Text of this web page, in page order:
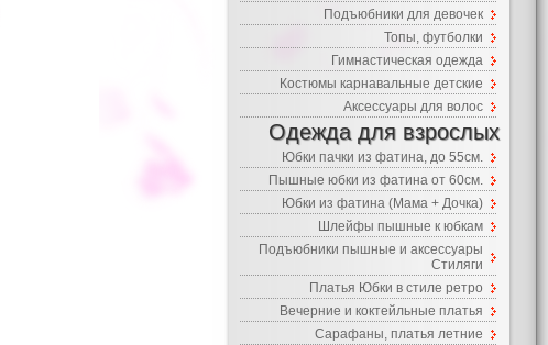
Подъюбники для девочек
Топы, футболки
Гимнастическая одежда
Костюмы карнавальные детские
Аксессуары для волос
Одежда для взрослых
Юбки пачки из фатина, до 55см.
Пышные юбки из фатина от 60см.
Юбки из фатина (Мама + Дочка)
Шлейфы пышные к юбкам
Подъюбники пышные и аксессуары
Стиляги
Платья Юбки в стиле ретро
Вечерние и коктейльные платья
Сарафаны, платья летние